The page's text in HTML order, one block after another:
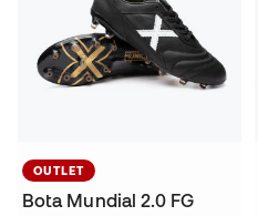
OUTLET
Bota Mundial 2.0 FG